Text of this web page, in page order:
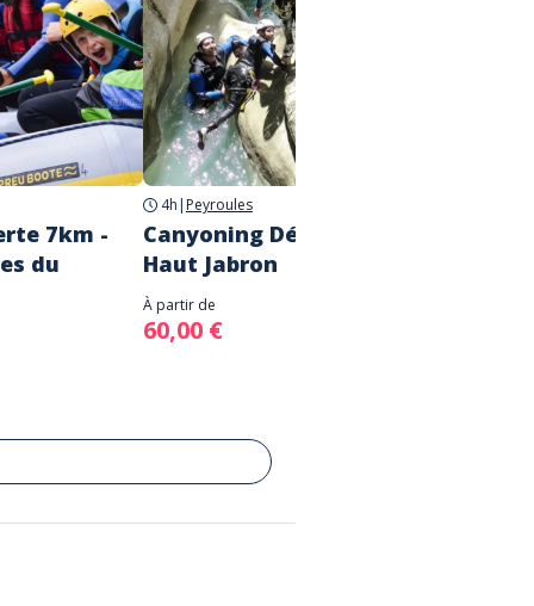
7km -
du
4h | Peyroules
Canyoning Découverte : Le
Haut Jabron
À partir de
60,00 €